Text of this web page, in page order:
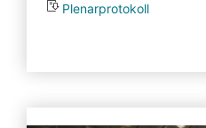
Plenarprotokoll